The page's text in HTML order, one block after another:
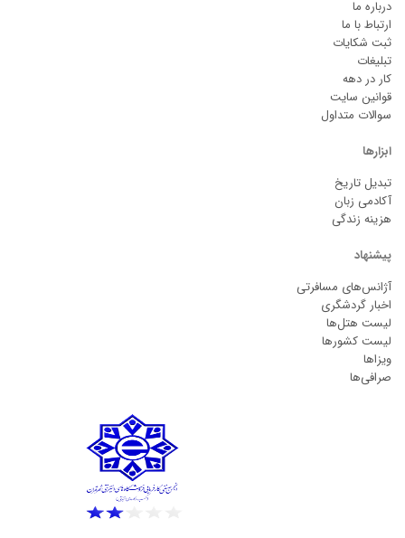
درباره ما
ارتباط با ما
ثبت شکایات
تبلیغات
کار در دهه
قوانین سایت
سوالات متداول
ابزارها
تبدیل تاریخ
آکادمی زبان
هزینه زندگی
پیشنهاد
آژانس‌های مسافرتی
اخبار گردشگری
لیست هتل‌ها
لیست کشورها
ویزاها
صرافی‌ها